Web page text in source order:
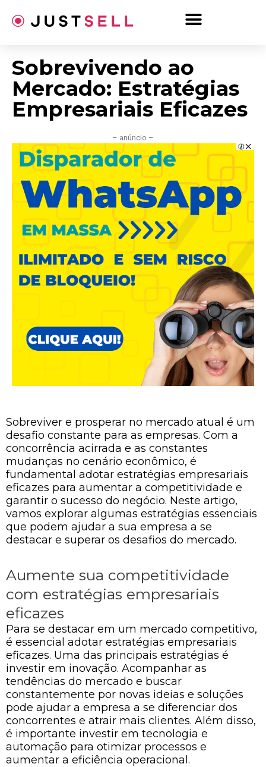
para
Sobrevivendo ao
Mercado: Estratégias
Empresariais Eficazes
– anúncio –
Sobreviver e prosperar no mercado atual é um
desafio constante para as empresas. Com a
concorrência acirrada e as constantes
mudanças no cenário econômico, é
fundamental adotar estratégias empresariais
eficazes para aumentar a competitividade e
garantir o sucesso do negócio. Neste artigo,
vamos explorar algumas estratégias essenciais
que podem ajudar a sua empresa a se
destacar e superar os desafios do mercado.
Aumente sua competitividade
com estratégias empresariais
eficazes
Para se destacar em um mercado competitivo,
é essencial adotar estratégias empresariais
eficazes. Uma das principais estratégias é
investir em inovação. Acompanhar as
tendências do mercado e buscar
constantemente por novas ideias e soluções
pode ajudar a empresa a se diferenciar dos
concorrentes e atrair mais clientes. Além disso,
é importante investir em tecnologia e
automação para otimizar processos e
aumentar a eficiência operacional.